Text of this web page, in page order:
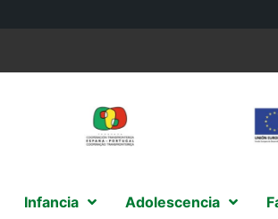
Infancia Adolescencia